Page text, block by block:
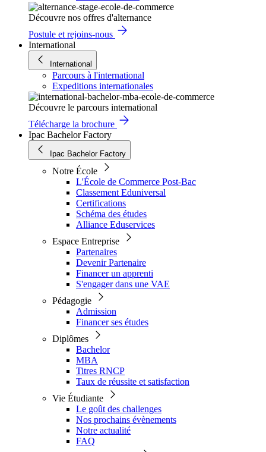
Découvre nos offres d'alternance
Postule et rejoins-nous
International
International
Parcours à l'international
Expeditions internationales
Découvre le parcours international
Télécharge la brochure
Ipac Bachelor Factory
Ipac Bachelor Factory
Notre École
L'École de Commerce Post-Bac
Classement Eduniversal
Certifications
Schéma des études
Alliance Eduservices
Espace Entreprise
Partenaires
Devenir Partenaire
Financer un apprenti
S'engager dans une VAE
Pédagogie
Admission
Financer ses études
Diplômes
Bachelor
MBA
Titres RNCP
Taux de réussite et satisfaction
Vie Étudiante
Le goût des challenges
Nos prochains évènements
Notre actualité
FAQ